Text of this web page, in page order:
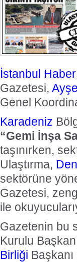
İstanbul Haber
Gazetesi,
Genel
Karadeniz
“Gemi İnşa
taşınırken,
Ulaştırma,
sektörüne
Gazetesi,
ile
Gazetenin bu
Kurulu
Birliği Başkanı